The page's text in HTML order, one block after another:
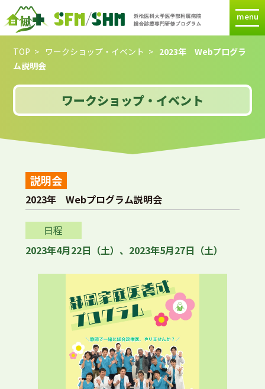
menu
TOP ワークショップ・イベント
2023年 Webプログラ
ム説明会
ワークショップ・イベント
説明会
2023年 Webプログラム説明会
日程
2023年4月22日（土）、2023年5月27日（土）